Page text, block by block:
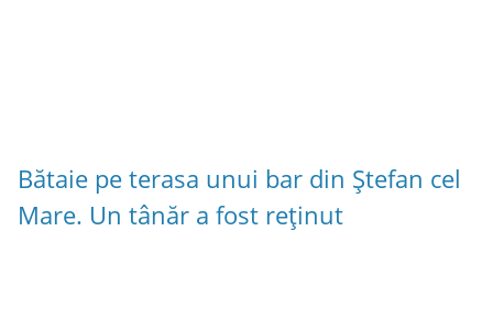
Bătaie pe terasa unui bar din Ștefan cel
Mare. Un tânăr a fost reținut